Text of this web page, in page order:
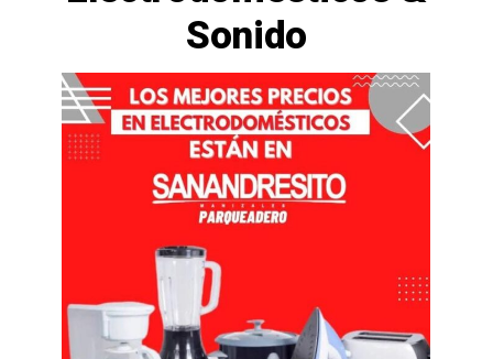
Sonido